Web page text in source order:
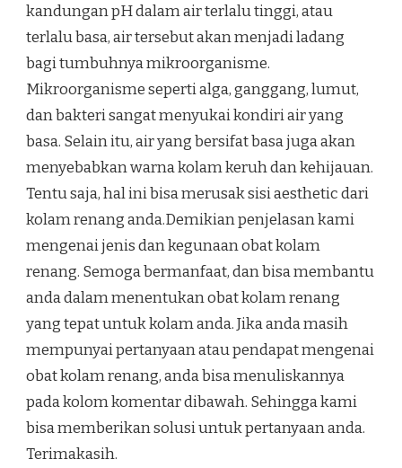
kandungan pH dalam air terlalu tinggi, atau
terlalu basa, air tersebut akan menjadi ladang
bagi tumbuhnya mikroorganisme.
Mikroorganisme seperti alga, ganggang, lumut,
dan bakteri sangat menyukai kondiri air yang
basa. Selain itu, air yang bersifat basa juga akan
menyebabkan warna kolam keruh dan kehijauan.
Tentu saja, hal ini bisa merusak sisi aesthetic dari
kolam renang anda.Demikian penjelasan kami
mengenai jenis dan kegunaan obat kolam
renang. Semoga bermanfaat, dan bisa membantu
anda dalam menentukan obat kolam renang
yang tepat untuk kolam anda. Jika anda masih
mempunyai pertanyaan atau pendapat mengenai
obat kolam renang, anda bisa menuliskannya
pada kolom komentar dibawah. Sehingga kami
bisa memberikan solusi untuk pertanyaan anda.
Terimakasih.